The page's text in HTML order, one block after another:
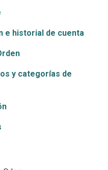
e historial de cuenta
y categorías de